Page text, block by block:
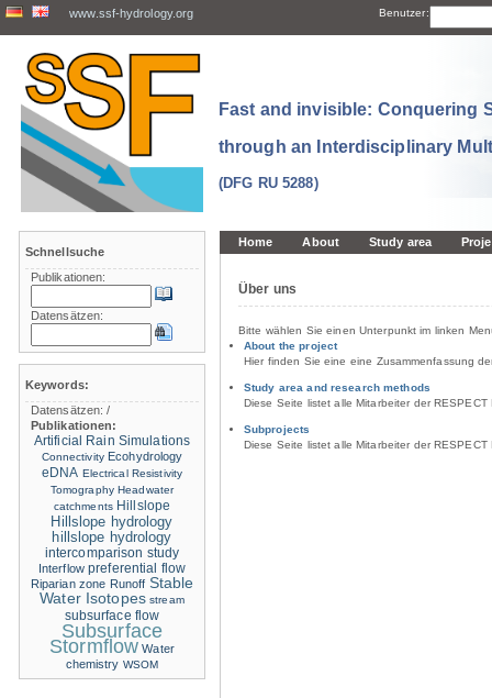
www.ssf-hydrology.org Benutzer:
Fast and invisible: Conquering
through an Interdisciplinary
(DFG RU 5288)
Home About Study area
Über uns
Bitte wählen Sie einen Unterpunkt im linken
About the project
Hier finden Sie eine eine Zusammenfassung
Study area and research methods
Diese Seite listet alle Mitarbeiter der
Subprojects
Diese Seite listet alle Mitarbeiter der
Schnellsuche
Publikationen:
Datensätzen:
Keywords:
Datensätzen:/
Publikationen:
Artificial Rain Simulations
Connectivity Ecohydrology
eDNA Electrical Resistivity
Tomography Headwater
catchments Hillslope
Hillslope hydrology
hillslope hydrology
intercomparison study
Interflow preferential flow
Riparian zone Runoff Stable
Water Isotopes stream
subsurface flow
Subsurface
Stormflow Water
chemistry WSOM